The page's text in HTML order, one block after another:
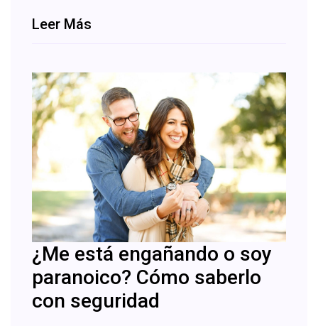
Leer Más
¿Me está engañando o soy
paranoico? Cómo saberlo
con seguridad